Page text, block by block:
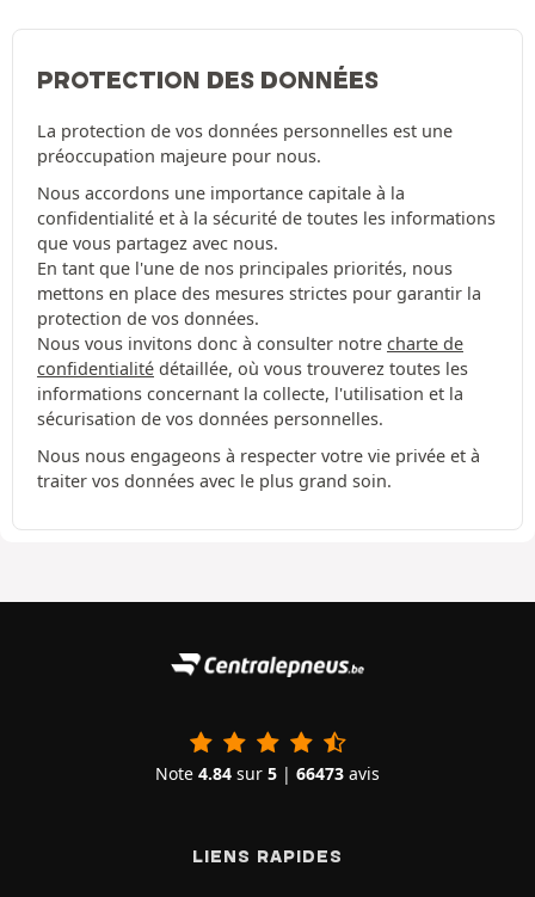
PROTECTION DES DONNÉES
La protection de vos données personnelles est une
préoccupation majeure pour nous.
Nous accordons une importance capitale à la
confidentialité et à la sécurité de toutes les informations
que vous partagez avec nous.
En tant que l'une de nos principales priorités, nous
mettons en place des mesures strictes pour garantir la
protection de vos données.
Nous vous invitons donc à consulter notre charte de
confidentialité détaillée, où vous trouverez toutes les
informations concernant la collecte, l'utilisation et la
sécurisation de vos données personnelles.
Nous nous engageons à respecter votre vie privée et à
traiter vos données avec le plus grand soin.
Note 4.84 sur 5 | 66473 avis
LIENS RAPIDES